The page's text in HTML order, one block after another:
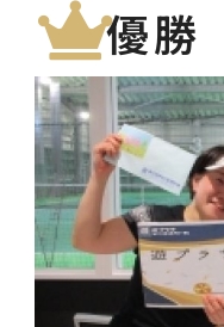
優勝